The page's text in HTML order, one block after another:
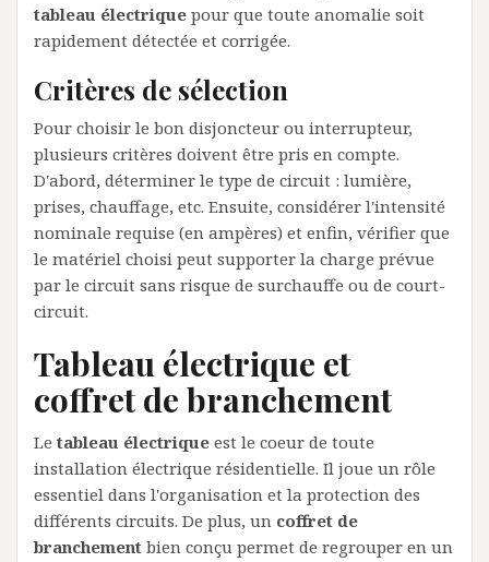
tableau électrique pour que toute anomalie soit
rapidement détectée et corrigée.
Critères de sélection
Pour choisir le bon disjoncteur ou interrupteur,
plusieurs critères doivent être pris en compte.
D'abord, déterminer le type de circuit : lumière,
prises, chauffage, etc. Ensuite, considérer l'intensité
nominale requise (en ampères) et enfin, vérifier que
le matériel choisi peut supporter la charge prévue
par le circuit sans risque de surchauffe ou de court-
circuit.
Tableau électrique et
coffret de branchement
Le tableau électrique est le coeur de toute
installation électrique résidentielle. Il joue un rôle
essentiel dans l'organisation et la protection des
différents circuits. De plus, un coffret de
branchement bien conçu permet de regrouper en un